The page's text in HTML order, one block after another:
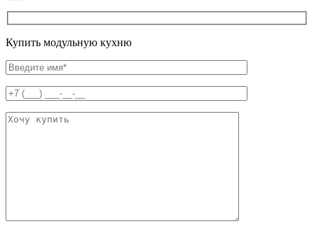
Купить модульную кухню